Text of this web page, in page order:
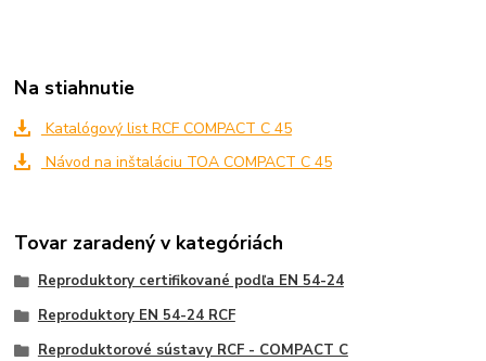
Na stiahnutie
Katalógový list RCF COMPACT C 45
Návod na inštaláciu TOA COMPACT C 45
Tovar zaradený v kategóriách
Reproduktory certifikované podľa EN 54-24
Reproduktory EN 54-24 RCF
Reproduktorové sústavy RCF - COMPACT C